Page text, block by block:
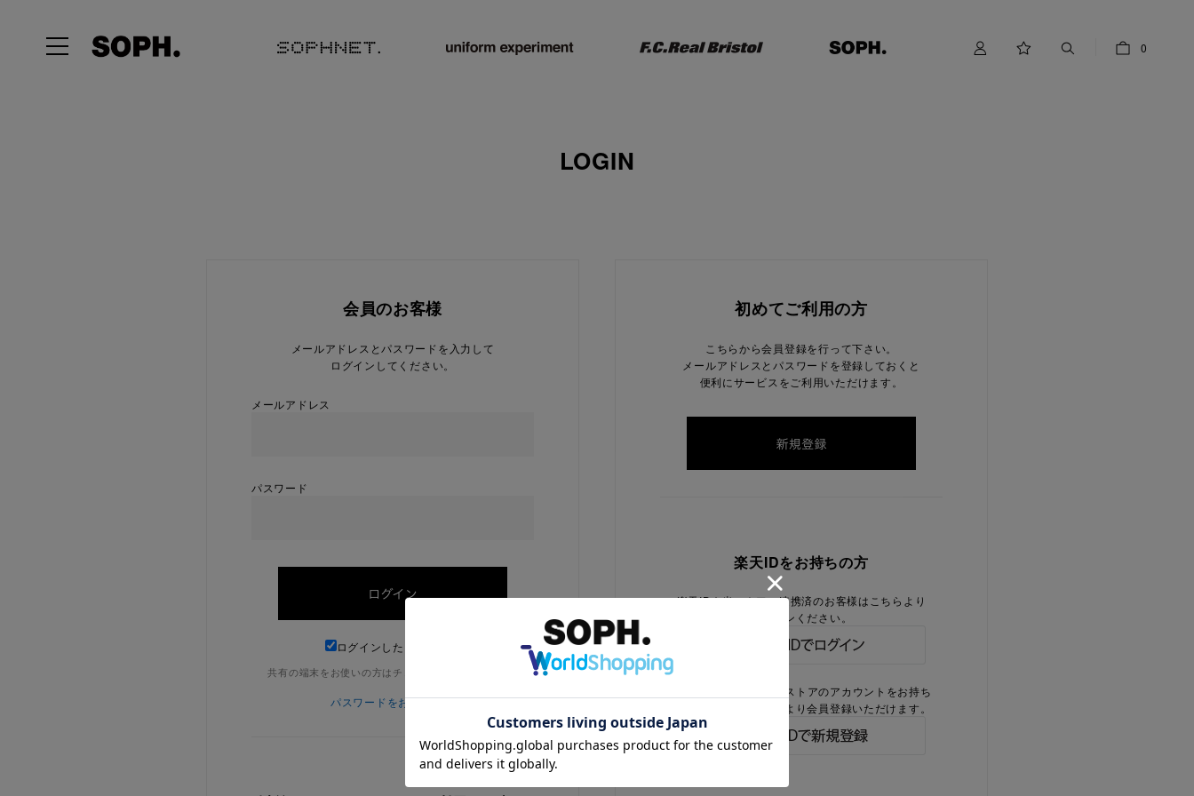
0
LOGIN
会員のお客様
メールアドレスとパスワードを入力して
ログインしてください。
メールアドレス
パスワード
ログインしたままにする
共有の端末をお使いの方はチェックを外してください
パスワードをお忘れの方
初めてご利用の方
こちらから会員登録を行って下さい。
メールアドレスとパスワードを登録しておくと
便利にサービスをご利用いただけます。
楽天IDをお持ちの方
楽天IDを当ストアに連携済のお客様はこちらより
ログインください。
楽天IDをお持ちで、当ストアのアカウントをお持ち
でないお客様はこちらより会員登録いただけます。